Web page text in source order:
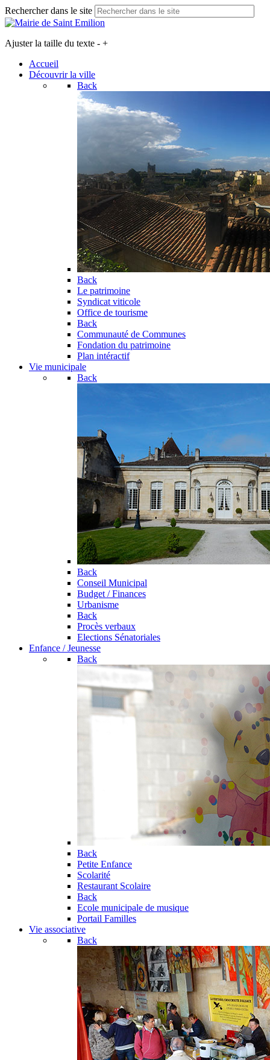
Rechercher dans le site
Ajuster la taille du texte - +
Accueil
Découvrir la ville
Back
Back
Le patrimoine
Syndicat viticole
Office de tourisme
Back
Communauté de Communes
Fondation du patrimoine
Plan intéractif
Vie municipale
Back
Back
Conseil Municipal
Budget / Finances
Urbanisme
Back
Procès verbaux
Elections Sénatoriales
Enfance / Jeunesse
Back
Back
Petite Enfance
Scolarité
Restaurant Scolaire
Back
Ecole municipale de musique
Portail Familles
Vie associative
Back